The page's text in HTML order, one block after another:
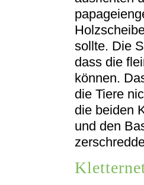
sollte. Die
dass die
können.
die Tiere
die beiden
und den